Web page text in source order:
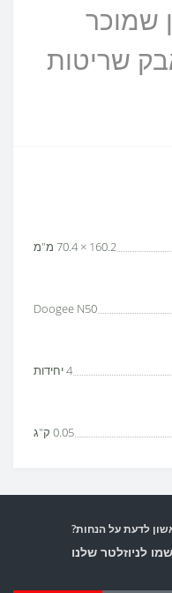
שמוכר
שריטות
160.2 × 70.4 מ"מ
Doogee N50
4 יחידות
0.05 ק"ג
לדעת על הנחות?
לניוזלטר שלנו